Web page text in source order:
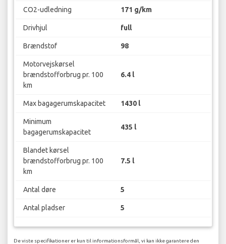
CO2-udledning 171 g/km
Drivhjul full
Brændstof 98
Motorvejskørsel
brændstofforbrug pr. 100
km
6.4 l
Max bagagerumskapacitet 1430 l
Minimum
bagagerumskapacitet
435 l
Blandet kørsel
brændstofforbrug pr. 100
km
7.5 l
Antal døre 5
Antal pladser 5
De viste specifikationer er kun til informationsformål, vi kan ikke garantere den